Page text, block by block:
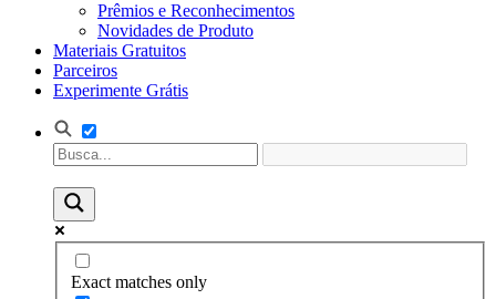
Prêmios e Reconhecimentos
Novidades de Produto
Materiais Gratuitos
Parceiros
Experimente Grátis
Exact matches only